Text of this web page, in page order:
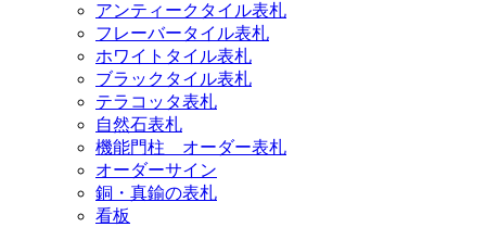
アンティークタイル表札
フレーバータイル表札
ホワイトタイル表札
ブラックタイル表札
テラコッタ表札
自然石表札
機能門柱 オーダー表札
オーダーサイン
銅・真鍮の表札
看板